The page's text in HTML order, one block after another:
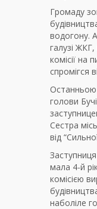
Громаду
водогону.
галузі
комісії на
спромігся
Останньою
голови
Сестра
від
Заступниця
мала 4-й
комісією
наболіле